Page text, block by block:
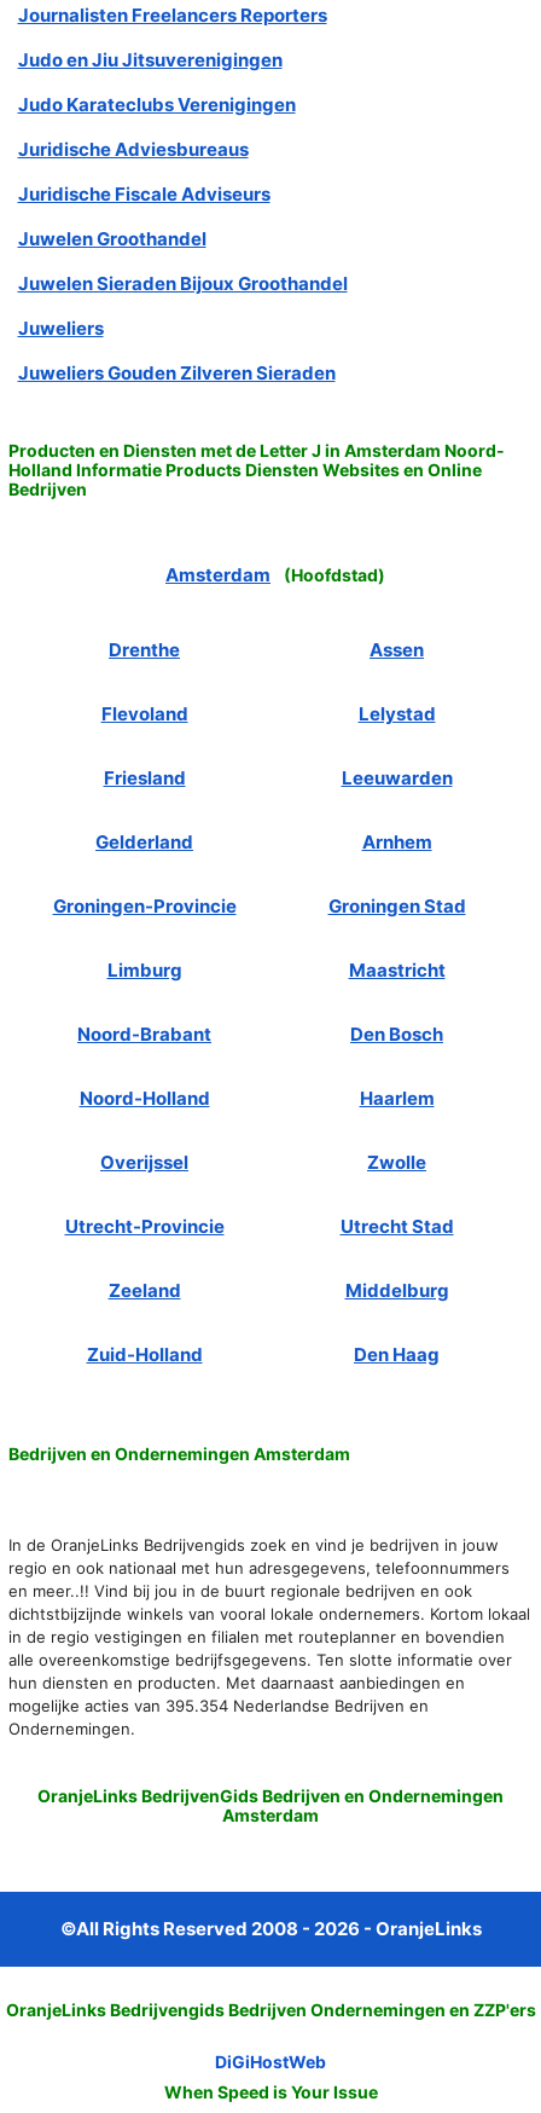
Journalisten Freelancers Reporters
Judo en Jiu Jitsuverenigingen
Judo Karateclubs Verenigingen
Juridische Adviesbureaus
Juridische Fiscale Adviseurs
Juwelen Groothandel
Juwelen Sieraden Bijoux Groothandel
Juweliers
Juweliers Gouden Zilveren Sieraden
Producten en Diensten met de Letter J in Amsterdam Noord-
Holland Informatie Products Diensten Websites en Online
Bedrijven
Amsterdam (Hoofdstad)
Drenthe Assen
Flevoland Lelystad
Friesland Leeuwarden
Gelderland Arnhem
Groningen-Provincie Groningen Stad
Limburg Maastricht
Noord-Brabant Den Bosch
Noord-Holland Haarlem
Overijssel Zwolle
Utrecht-Provincie Utrecht Stad
Zeeland Middelburg
Zuid-Holland Den Haag
Bedrijven en Ondernemingen Amsterdam
In de OranjeLinks Bedrijvengids zoek en vind je bedrijven in jouw
regio en ook nationaal met hun adresgegevens, telefoonnummers
en meer..!! Vind bij jou in de buurt regionale bedrijven en ook
dichtstbijzijnde winkels van vooral lokale ondernemers. Kortom lokaal
in de regio vestigingen en filialen met routeplanner en bovendien
alle overeenkomstige bedrijfsgegevens. Ten slotte informatie over
hun diensten en producten. Met daarnaast aanbiedingen en
mogelijke acties van 395.354 Nederlandse Bedrijven en
Ondernemingen.
OranjeLinks BedrijvenGids Bedrijven en Ondernemingen
Amsterdam
©All Rights Reserved 2008 - 2026 - OranjeLinks
OranjeLinks Bedrijvengids Bedrijven Ondernemingen en ZZP'ers
DiGiHostWeb
When Speed is Your Issue